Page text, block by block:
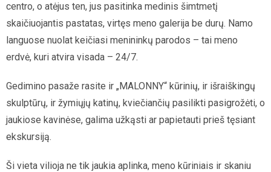
centro, o atėjus ten, jus pasitinka medinis šimtmetį
skaičiuojantis pastatas, virtęs meno galerija be durų. Namo
languose nuolat keičiasi menininkų parodos – tai meno
erdvė, kuri atvira visada – 24/7.
Gedimino pasaže rasite ir „MALONNY“ kūrinių, ir išraiškingų
skulptūrų, ir žymiųjų katinų, kviečiančių pasilikti pasigrožėti, o
jaukiose kavinėse, galima užkąsti ar papietauti prieš tęsiant
ekskursiją.
Ši vieta vilioja ne tik jaukia aplinka, meno kūriniais ir skaniu